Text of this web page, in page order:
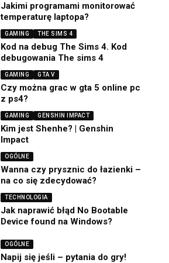
Jakimi programami monitorować
temperaturę laptopa?
GAMING THE SIMS 4
Kod na debug The Sims 4. Kod
debugowania The sims 4
GAMING GTA V
Czy można grac w gta 5 online pc
z ps4?
GAMING GENSHIN IMPACT
Kim jest Shenhe? | Genshin
Impact
OGÓLNE
Wanna czy prysznic do łazienki –
na co się zdecydować?
TECHNOLOGIA
Jak naprawić błąd No Bootable
Device found na Windows?
OGÓLNE
Napij się jeśli – pytania do gry!